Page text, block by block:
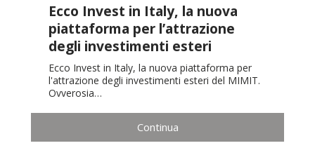
Ecco Invest in Italy, la nuova
piattaforma per l’attrazione
degli investimenti esteri
Ecco Invest in Italy, la nuova piattaforma per
l'attrazione degli investimenti esteri del MIMIT.
Ovverosia…
Continua